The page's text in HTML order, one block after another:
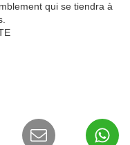
qui se tiendra à